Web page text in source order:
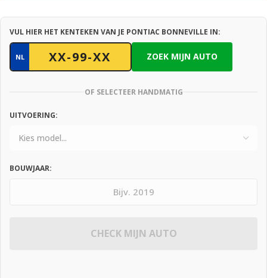
VUL HIER HET KENTEKEN VAN JE PONTIAC BONNEVILLE IN:
NL ZOEK MIJN AUTO
OF SELECTEER HANDMATIG
UITVOERING:
BOUWJAAR:
CHECK MIJN AUTO